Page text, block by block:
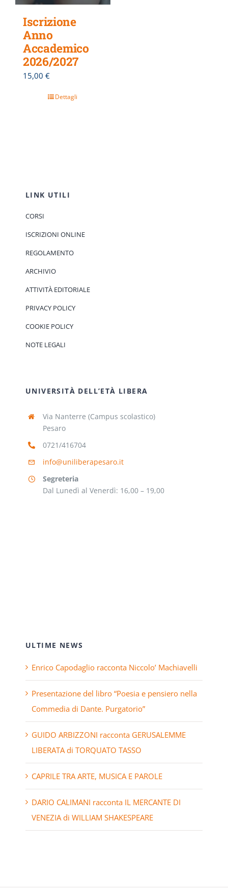
Iscrizione
Anno
Accademico
2026/2027
15,00 €
Dettagli
LINK UTILI
CORSI
ISCRIZIONI ONLINE
REGOLAMENTO
ARCHIVIO
ATTIVITÀ EDITORIALE
PRIVACY POLICY
COOKIE POLICY
NOTE LEGALI
UNIVERSITÀ DELL’ETÀ LIBERA
Via Nanterre (Campus scolastico)
Pesaro
0721/416704
info@uniliberapesaro.it
Segreteria
Dal Lunedì al Venerdì: 16,00 – 19,00
ULTIME NEWS
Enrico Capodaglio racconta Niccolo’ Machiavelli
Presentazione del libro “Poesia e pensiero nella
Commedia di Dante. Purgatorio”
GUIDO ARBIZZONI racconta GERUSALEMME
LIBERATA di TORQUATO TASSO
CAPRILE TRA ARTE, MUSICA E PAROLE
DARIO CALIMANI racconta IL MERCANTE DI
VENEZIA di WILLIAM SHAKESPEARE